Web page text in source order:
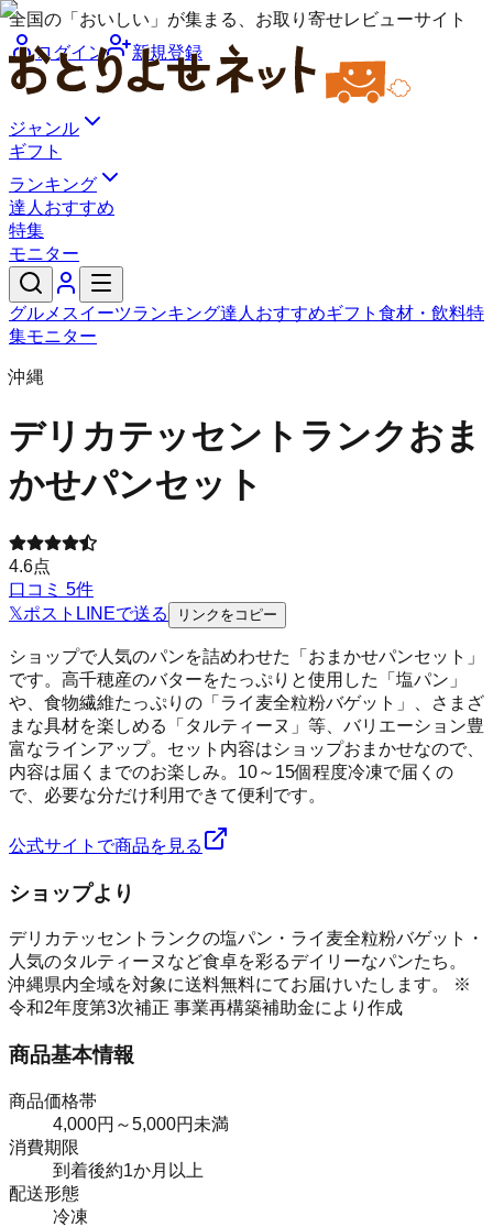
全国の「おいしい」が集まる、お取り寄せレビューサイト
ログイン
新規登録
ジャンル
ギフト
ランキング
達人おすすめ
特集
モニター
グルメ スイーツランキング達人おすすめギフト 食材・飲料特
集モニター
沖縄
デリカテッセントランクおま
かせパンセット
4.6点
口コミ 5件
𝕏ポスト LINEで送る リンクをコピー
ショップで人気のパンを詰めわせた「おまかせパンセット」
です。高千穂産のバターをたっぷりと使用した「塩パン」
や、食物繊維たっぷりの「ライ麦全粒粉バゲット」、さまざ
まな具材を楽しめる「タルティーヌ」等、バリエーション豊
富なラインアップ。セット内容はショップおまかせなので、
内容は届くまでのお楽しみ。10～15個程度冷凍で届くの
で、必要な分だけ利用できて便利です。
公式サイトで商品を見る
ショップより
デリカテッセントランクの塩パン・ライ麦全粒粉バゲット・
人気のタルティーヌなど食卓を彩るデイリーなパンたち。
沖縄県内全域を対象に送料無料にてお届けいたします。 ※
令和2年度第3次補正 事業再構築補助金により作成
商品基本情報
商品価格帯
4,000円～5,000円未満
消費期限
到着後約1か月以上
配送形態
冷凍